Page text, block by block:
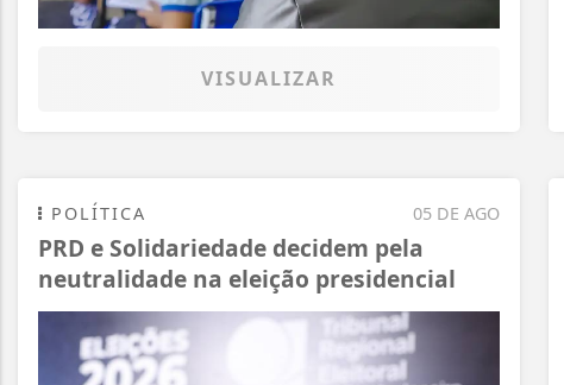
VISUALIZAR
05 DE AGO
POLÍTICA
PRD e Solidariedade decidem pela
neutralidade na eleição presidencial